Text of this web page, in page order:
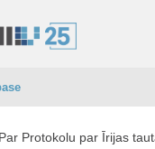
Par Protokolu par Īrijas